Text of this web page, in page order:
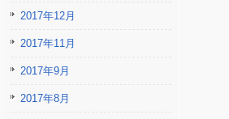
2017年12月
2017年11月
2017年9月
2017年8月